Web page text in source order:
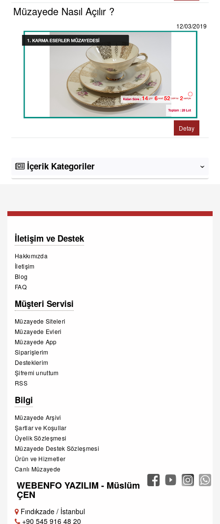
Müzayede Nasıl Açılır ?
12/03/2019
Detay
İçerik Kategoriler ‹
İletişim ve Destek
Hakkımızda
İletişim
Blog
FAQ
Müşteri Servisi
Müzayede Siteleri
Müzayede Evleri
Müzayede App
Siparişlerim
Desteklerim
Şifremi unuttum
RSS
Bilgi
Müzayede Arşivi
Şartlar ve Koşullar
Üyelik Sözleşmesi
Müzayede Destek Sözleşmesi
Ürün ve Hizmetler
Canlı Müzayede
WEBENFO YAZILIM - Müslüm
ÇEN
Fındıkzade / İstanbul
+90 545 916 48 20